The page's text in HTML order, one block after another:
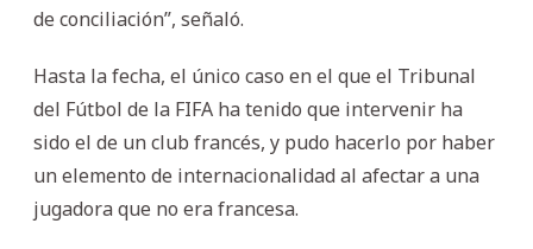
de conciliación”, señaló.
Hasta la fecha, el único caso en el que el Tribunal
del Fútbol de la FIFA ha tenido que intervenir ha
sido el de un club francés, y pudo hacerlo por haber
un elemento de internacionalidad al afectar a una
jugadora que no era francesa.